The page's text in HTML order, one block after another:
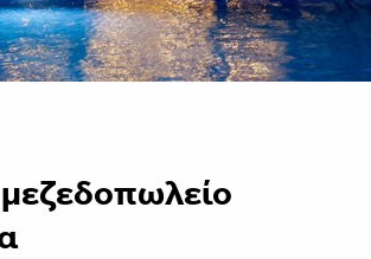
μεζεδοπωλείο